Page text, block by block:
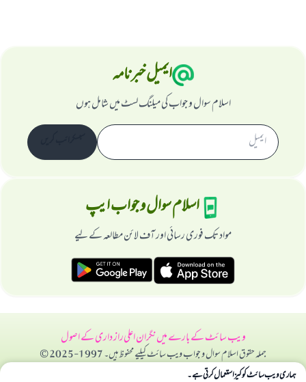
ایمیل خبرنامہ
اسلام سوال و جواب کی میلنگ لسٹ میں شامل ہوں
اسلام سوال و جواب ایپ
مواد تک فوری رسائی اور آف لائن مطالعہ کے لیے
ویب سائٹ کے بارے میںنگران اعلیراز داری کے اصول
جملہ حقوق اسلام سوال و جواب ویب سائٹ کیلیے محفوظ ہیں۔ 1997-2025 ©
ہماری ویب سائٹ کوکیز استعمال کرتی ہے۔